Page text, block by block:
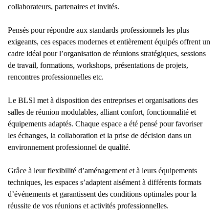
collaborateurs, partenaires et invités.
Pensés pour répondre aux standards professionnels les plus
exigeants, ces espaces modernes et entièrement équipés offrent un
cadre idéal pour l’organisation de réunions stratégiques, sessions
de travail, formations, workshops, présentations de projets,
rencontres professionnelles etc.
Le BLSI met à disposition des entreprises et organisations des
salles de réunion modulables, alliant confort, fonctionnalité et
équipements adaptés. Chaque espace a été pensé pour favoriser
les échanges, la collaboration et la prise de décision dans un
environnement professionnel de qualité.
Grâce à leur flexibilité d’aménagement et à leurs équipements
techniques, les espaces s’adaptent aisément à différents formats
d’événements et garantissent des conditions optimales pour la
réussite de vos réunions et activités professionnelles.